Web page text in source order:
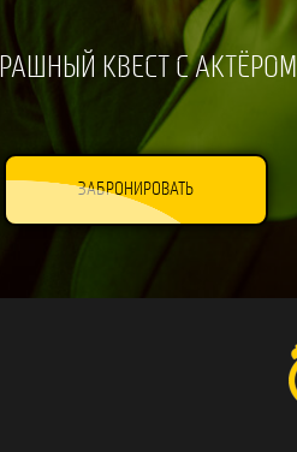
КВЕСТ С АКТЁРОМ
ЗАБРОНИРОВАТЬ